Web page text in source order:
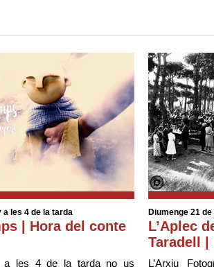
a les 4 de la tarda
| Hora del conte
a les 4 de la tarda no us
Diumenge 21
L’Aplec
Taradell
L’Arxiu